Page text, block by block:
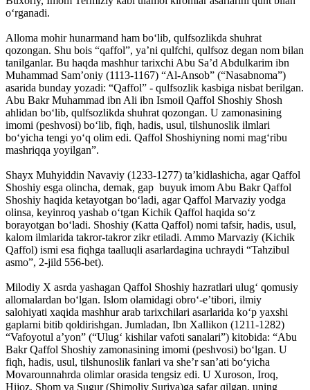
o‘rganadi.
Alloma mohir hunarmand ham bo‘lib, qulfsozlikda shuhrat
qozongan. Shu bois “qaffol”, ya’ni qulfchi, qulfsoz degan nom bilan
tanilganlar. Bu haqda mashhur tarixchi Abu Sa’d Abdulkarim ibn
Muhammad Sam’oniy (1113-1167) “Al-Ansob” (“Nasabnoma”)
asarida bunday yozadi: “Qaffol” - qulfsozlik kasbiga nisbat berilgan.
Abu Bakr Muhammad ibn Ali ibn Ismoil Qaffol Shoshiy Shosh
ahlidan bo‘lib, qulfsozlikda shuhrat qozongan. U zamonasining
imomi (peshvosi) bo‘lib, fiqh, hadis, usul, tilshunoslik ilmlari
bo‘yicha tengi yo‘q olim edi. Qaffol Shoshiyning nomi mag‘ribu
mashriqqa yoyilgan”.
Shayx Muhyiddin Navaviy (1233-1277) ta’kidlashicha, agar Qaffol
Shoshiy esga olincha, demak, gap buyuk imom Abu Bakr Qaffol
Shoshiy haqida ketayotgan bo‘ladi, agar Qaffol Marvaziy yodga
olinsa, keyinroq yashab o‘tgan Kichik Qaffol haqida so‘z
borayotgan bo‘ladi. Shoshiy (Katta Qaffol) nomi tafsir, hadis, usul,
kalom ilmlarida takror-takror zikr etiladi. Ammo Marvaziy (Kichik
Qaffol) ismi esa fiqhga taalluqli asarlardagina uchraydi “Tahzibul
asmo”, 2-jild 556-bet).
Milodiy X asrda yashagan Qaffol Shoshiy hazratlari ulug‘ qomusiy
allomalardan bo‘lgan. Islom olamidagi obro‘-e’tibori, ilmiy
salohiyati xaqida mashhur arab tarixchilari asarlarida ko‘p yaxshi
gaplarni bitib qoldirishgan. Jumladan, Ibn Xallikon (1211-1282)
“Vafoyotul a’yon” (“Ulug‘ kishilar vafoti sanalari”) kitobida: “Abu
Bakr Qaffol Shoshiy zamonasining imomi (peshvosi) bo‘lgan. U
fiqh, hadis, usul, tilshunoslik fanlari va she’r san’ati bo‘yicha
Movarounnahrda olimlar orasida tengsiz edi. U Xuroson, Iroq,
Hijoz, Shom va Sugur (Shimoliy Suriya)ga safar qilgan, uning